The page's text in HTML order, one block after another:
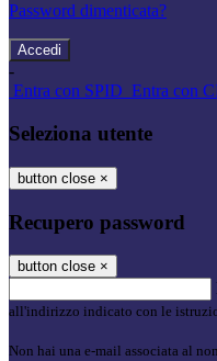
Password dimenticata?
-
Entra con SPID Entra con
Seleziona utente
button close ×
Recupero password
button close ×
all'indirizzo indicato con le
Non hai una e-mail associata al